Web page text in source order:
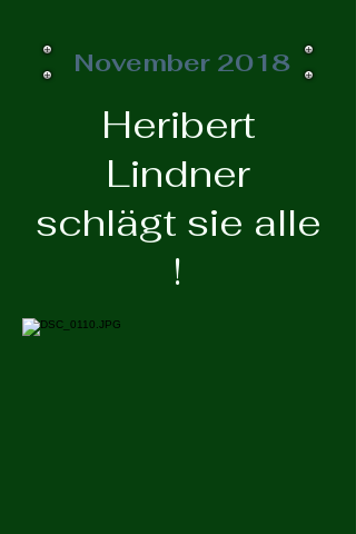
November 2018
Heribert
Lindner
schlägt sie alle
!